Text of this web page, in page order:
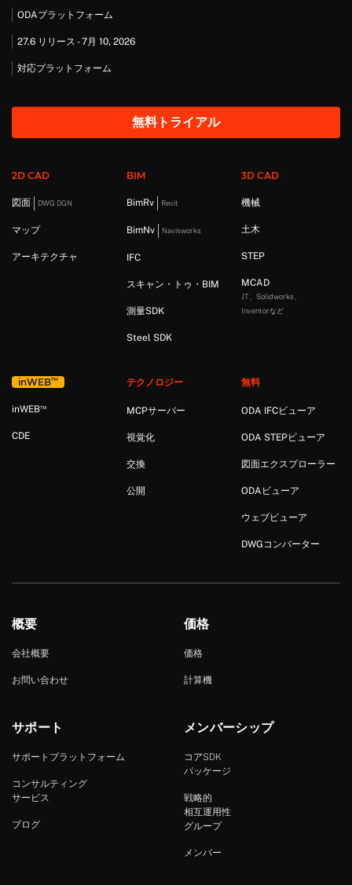
ODAプラットフォーム
27.6 リリース - 7月 10, 2026
対応プラットフォーム
無料トライアル
2D CAD
図面 DWG DGN
マップ
アーキテクチャ
BIM
BimRv Revit
BimNv Navisworks
IFC
スキャン・トゥ・BIM
測量SDK
Steel SDK
3D CAD
機械
土木
STEP
MCAD
JT、Solidworks、
Inventorなど
inWEB™
inWEB™
CDE
テクノロジー
MCPサーバー
視覚化
交換
公開
無料
ODA IFCビューア
ODA STEPビューア
図面エクスプローラー
ODAビューア
ウェブビューア
DWGコンバーター
概要
会社概要
お問い合わせ
価格
価格
計算機
サポート
サポートプラットフォーム
コンサルティング
サービス
ブログ
メンバーシップ
コアSDK
パッケージ
戦略的
相互運用性
グループ
メンバー